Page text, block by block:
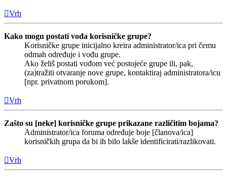
Vrh
Kako mogu postati vođa korisničke grupe?
Korisničke grupe inicijalno kreira administrator/ica pri čemu
odmah određuje i vođu grupe.
Ako želiš postati vođom već postojeće grupe ili, pak,
(za)tražiti otvaranje nove grupe, kontaktiraj administratora/icu
[npr. privatnom porukom].
Vrh
Zašto su [neke] korisničke grupe prikazane različitim bojama?
Administrator/ica foruma određuje boje [članova/ica]
korisničkih grupa da bi ih bilo lakše identificirati/razlikovati.
Vrh